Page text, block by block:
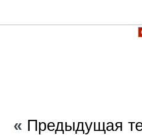
« Предыдущая